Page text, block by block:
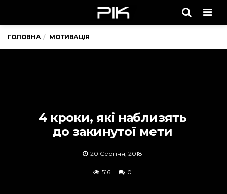
ГОЛОВНА МОТИВАЦІЯ
4 кроки, які наблизять
до закинутої мети
20 Серпня, 2018
516 0